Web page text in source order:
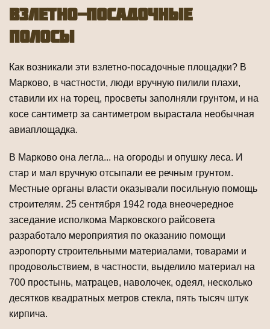
Взлетно-посадочные
полосы
Как возникали эти взлетно-посадочные площадки? В
Марково, в частности, люди вручную пилили плахи,
ставили их на торец, просветы заполняли грунтом, и на
косе сантиметр за сантиметром вырастала необычная
авиаплощадка.
В Марково она легла... на огороды и опушку леса. И
стар и мал вручную от­сыпали ее речным грунтом.
Местные органы власти оказывали посильную помощь
строителям. 25 сентября 1942 года внеочередное
заседание исполкома Марков­ского райсовета
разработало мероприятия по оказанию помощи
аэропорту стро­ительными материалами, товарами и
продовольствием, в частности, выделило материал на
700 простынь, матрацев, наволочек, одеял, несколько
десятков квад­ратных метров стекла, пять тысяч штук
кирпича.